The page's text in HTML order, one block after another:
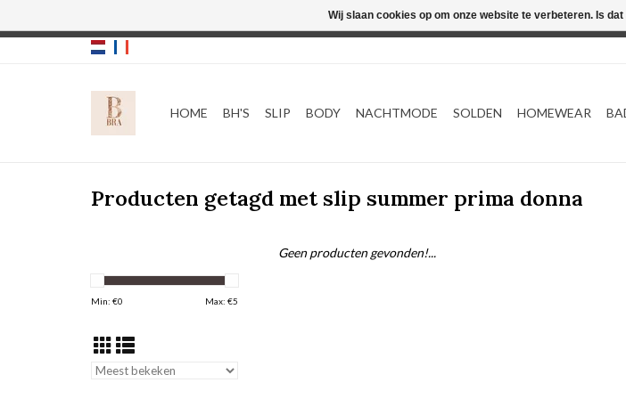
HOME BH'S SLIP BODY NACHTMODE SOLDEN HOMEWEAR
Producten getagd met slip summer prima donna
Min: €0 Max: €5
Geen producten gevonden!...
Wij slaan cookies op om onze website te verbeteren. Is
Webshop werkt